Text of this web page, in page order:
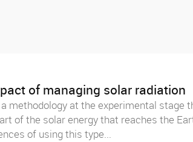
of managing solar radiation
methodology at the experimental
of the solar energy that reaches the
of using this type...